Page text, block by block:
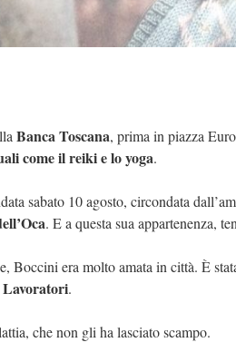
Banca Toscana, prima in piazza
come il reiki e lo yoga.
sabato 10 agosto, circondata
. E a questa sua appartenenza,
Boccini era molto amata in città. È
.
che non gli ha lasciato scampo.